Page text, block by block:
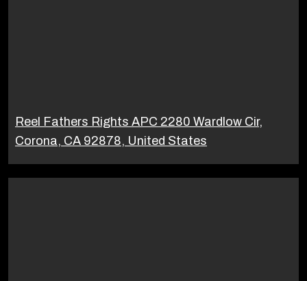
Reel Fathers Rights APC 2280 Wardlow Cir,
Corona, CA 92878, United States